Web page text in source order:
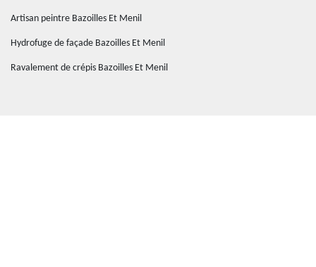
Artisan peintre Bazoilles Et Menil
Hydrofuge de façade Bazoilles Et Menil
Ravalement de crépis Bazoilles Et Menil